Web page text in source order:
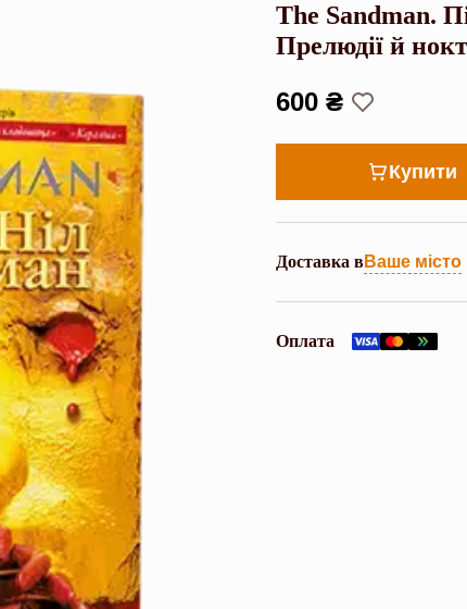
The Sandman.
Прелюдії й
600 ₴
Купити
Доставка вВаше місто
Оплата